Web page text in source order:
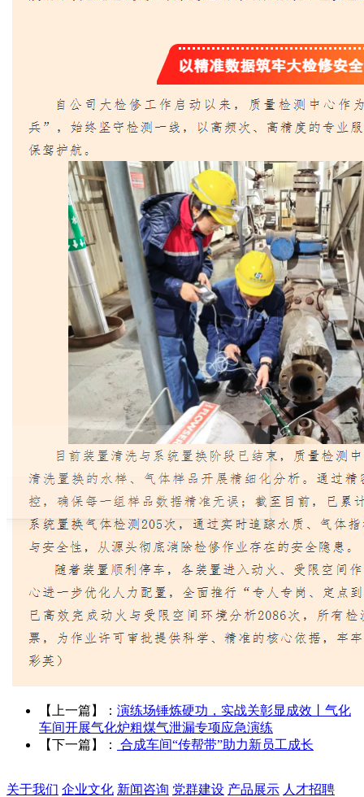
【上一篇】： 演练场锤炼硬功，实战关彰显成效丨气化
车间开展气化炉粗煤气泄漏专项应急演练
【下一篇】：
合成车间“传帮带”助力新员工成长
关于我们 企业文化 新闻咨询 党群建设 产品展示 人才招聘